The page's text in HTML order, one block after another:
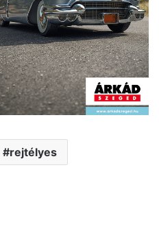
rejtélyes